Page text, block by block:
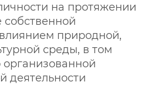
на протяжении
собственной
природной,
среды, в том
деятельности